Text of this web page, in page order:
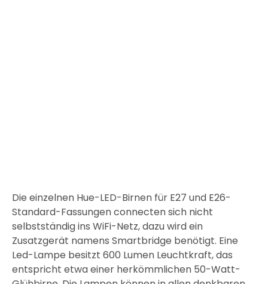
Die einzelnen Hue-LED-Birnen für E27 und E26-
Standard-Fassungen connecten sich nicht
selbstständig ins WiFi-Netz, dazu wird ein
Zusatzgerät namens Smartbridge benötigt. Eine
Led-Lampe besitzt 600 Lumen Leuchtkraft, das
entspricht etwa einer herkömmlichen 50-Watt-